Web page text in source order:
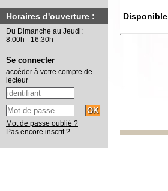
Disponible
Horaires d'ouverture :
Du Dimanche au Jeudi:
8:00h - 16:30h
Se connecter
accéder à votre compte de
lecteur
Mot de passe oublié ?
Pas encore inscrit ?